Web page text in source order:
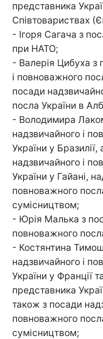
представника
Співтовариствах
- Ігоря Сагача з
при НАТО;
- Валерія Цибуха з
і повноважного
посади
посла України в
- Володимира
надзвичайного і
України у
надзвичайного і
України у Гайані,
повноважного
сумісництвом;
- Юрія Малька з
повноважного
- Костянтина
надзвичайного і
України у Франції
представника
також з посади
повноважного
сумісництвом;